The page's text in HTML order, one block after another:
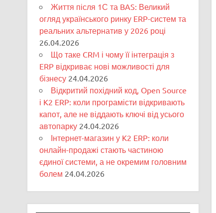
Життя після 1С та BAS: Великий
огляд українського ринку ERP-систем та
реальних альтернатив у 2026 році
26.04.2026
Що таке CRM і чому її інтеграція з
ERP відкриває нові можливості для
бізнесу 24.04.2026
Відкритий похідний код, Open Source
і K2 ERP: коли програмісти відкривають
капот, але не віддають ключі від усього
автопарку 24.04.2026
Інтернет-магазин у K2 ERP: коли
онлайн-продажі стають частиною
єдиної системи, а не окремим головним
болем 24.04.2026